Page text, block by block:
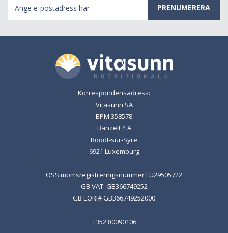
postadress
Korrespondensadress:
Vitasunn SA
BPM 358578
Banzelt 4 A
Roodt-sur-Syre
6921 Luxemburg
OSS momsregistreringsnummer LU29505722
GB VAT: GB366749252
GB EORI# GB366749252000
+352 80090106